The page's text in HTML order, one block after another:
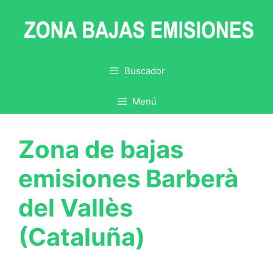
contenido
Buscador
Menú
Zona de bajas
emisiones Barberà
del Vallès
(Cataluña)